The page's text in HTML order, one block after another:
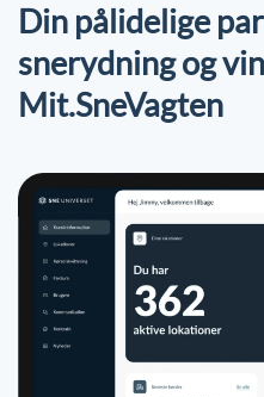
Din pålidelige
snerydning og
Mit.SneVagten